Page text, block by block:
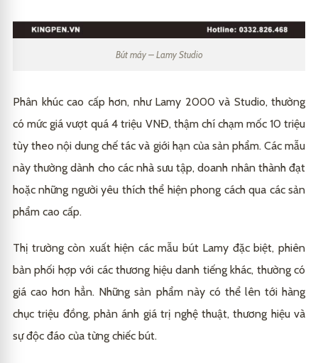
Bút máy – Lamy Studio
Phân khúc cao cấp hơn, như Lamy 2000 và Studio, thường
có mức giá vượt quá 4 triệu VNĐ, thậm chí chạm mốc 10 triệu
tùy theo nội dung chế tác và giới hạn của sản phẩm. Các mẫu
này thường dành cho các nhà sưu tập, doanh nhân thành đạt
hoặc những người yêu thích thể hiện phong cách qua các sản
phẩm cao cấp.
Thị trường còn xuất hiện các mẫu bút Lamy đặc biệt, phiên
bản phối hợp với các thương hiệu danh tiếng khác, thường có
giá cao hơn hẳn. Những sản phẩm này có thể lên tới hàng
chục triệu đồng, phản ánh giá trị nghệ thuật, thương hiệu và
sự độc đáo của từng chiếc bút.